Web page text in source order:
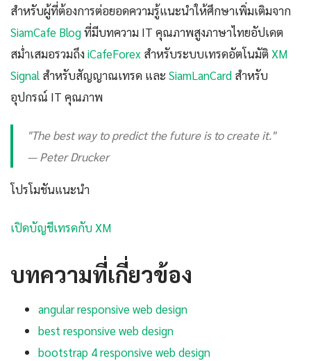
สำหรับผู้ที่ต้องการต่อยอดความรู้แนะนำให้ศึกษาเพิ่มเติมจาก
SiamCafe Blogที่มีบทความ IT คุณภาพสูงภาษาไทยอัปเดต
สม่ำเสมอรวมถึงiCafeForex สำหรับระบบเทรดอัตโนมัติ XM
Signal สำหรับสัญญาณเทรด และ SiamLanCard สำหรับ
อุปกรณ์ IT คุณภาพ
"The best way to predict the future is to create it."
— Peter Drucker
โปรโมชันแนะนำ
เปิดบัญชีเทรดกับ XM
บทความที่เกี่ยวข้อง
angular responsive web design
best responsive web design
bootstrap 4 responsive web design